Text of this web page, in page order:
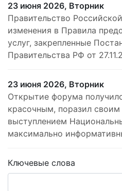
23 июня 2026, Вторник
Правительство
изменения в Правила
услуг, закрепленные
Правительства РФ от
23 июня 2026, Вторник
Открытие форума
красочным, поразил
выступлением
максимально
Ключевые слова